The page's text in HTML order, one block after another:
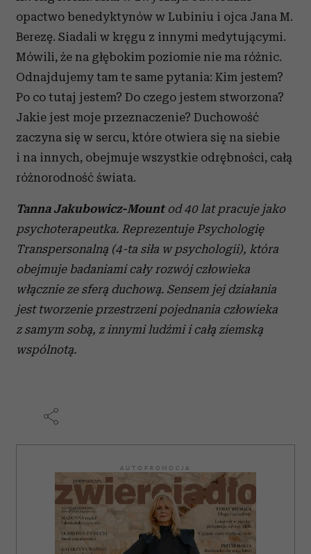
opactwo benedyktynów w Lubiniu i ojca Jana M.
Berezę. Siadali w kręgu z innymi medytującymi.
Mówili, że na głębokim poziomie nie ma różnic.
Odnajdujemy tam te same pytania: Kim jestem?
Po co tutaj jestem? Do czego jestem stworzona?
Jakie jest moje przeznaczenie? Duchowość
zaczyna się w sercu, które otwiera się na siebie
i na innych, obejmuje wszystkie odrębności, całą
różnorodność świata.
Tanna Jakubowicz-Mountod 40 lat pracuje jako
psychoterapeutka. Reprezentuje Psychologię
Transpersonalną (4-ta siła w psychologii), która
obejmuje badaniami cały rozwój człowieka
włącznie ze sferą duchową. Sensem jej działania
jest tworzenie przestrzeni pojednania człowieka
z samym sobą, z innymi ludźmi i całą ziemską
wspólnotą.
AUTOPROMOCJA